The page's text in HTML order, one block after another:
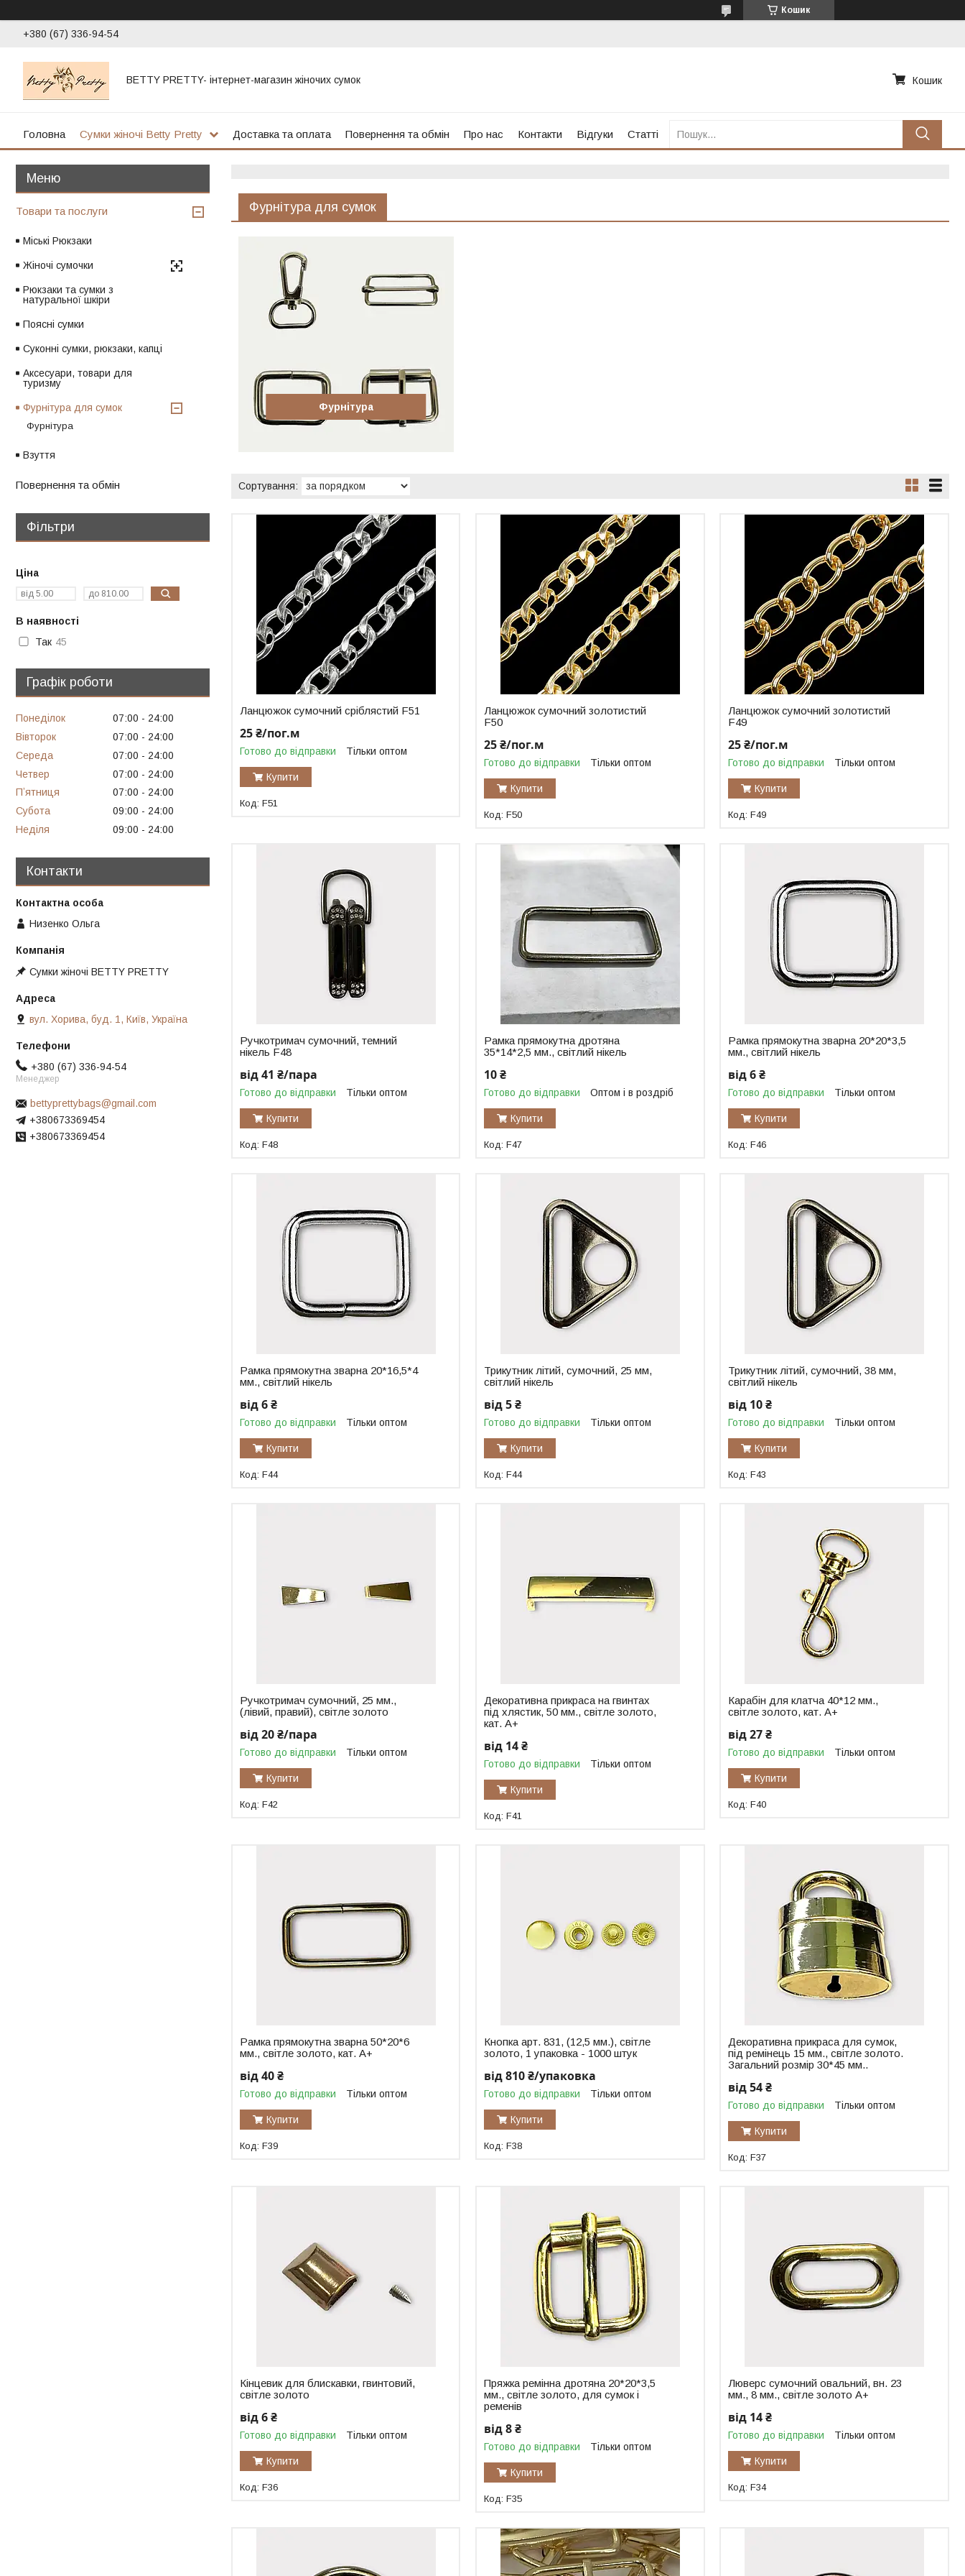
Кошик
+380 (67) 336-94-54
BETTY PRETTY- інтернет-магазин жіночих сумок Кошик
Головна Сумки жіночі Betty Pretty Доставка та оплата Повернення та обмін Про нас Контакти Відгуки Статті
Фурнітура для сумок
Фурнітура
Ланцюжок сумочний сріблястий F51
25 ₴/пог.м
Готово до відправки Тільки оптом
Купити
F51
Ланцюжок сумочний золотистий
F50
25 ₴/пог.м
Готово до відправки Тільки оптом
Купити
F50
Ланцюжок сумочний золотистий
F49
25 ₴/пог.м
Готово до відправки Тільки оптом
Купити
F49
Ручкотримач сумочний, темний
нікель F48
від 41 ₴/пара
Готово до відправки Тільки оптом
Купити
F48
Рамка прямокутна дротяна
35*14*2,5 мм., світлий нікель
10 ₴
Готово до відправки Оптом і в роздріб
Купити
F47
Рамка прямокутна зварна 20*20*3,5
мм., світлий нікель
від 6 ₴
Готово до відправки Тільки оптом
Купити
F46
Рамка прямокутна зварна 20*16,5*4
мм., світлий нікель
від 6 ₴
Готово до відправки Тільки оптом
Купити
F44
Трикутник літий, сумочний, 25 мм,
світлий нікель
від 5 ₴
Готово до відправки Тільки оптом
Купити
F44
Трикутник літий, сумочний, 38 мм,
світлий нікель
від 10 ₴
Готово до відправки Тільки оптом
Купити
F43
Ручкотримач сумочний, 25 мм.,
(лівий, правий), світле золото
від 20 ₴/пара
Готово до відправки Тільки оптом
Купити
F42
Декоративна прикраса на гвинтах
під хлястик, 50 мм., світле золото,
кат. А+
від 14 ₴
Готово до відправки Тільки оптом
Купити
F41
Карабін для клатча 40*12 мм.,
світле золото, кат. А+
від 27 ₴
Готово до відправки Тільки оптом
Купити
F40
Рамка прямокутна зварна 50*20*6
мм., світле золото, кат. А+
від 40 ₴
Готово до відправки Тільки оптом
Купити
F39
Кнопка арт. 831, (12,5 мм.), світле
золото, 1 упаковка - 1000 штук
від 810 ₴/упаковка
Готово до відправки Тільки оптом
Купити
F38
Декоративна прикраса для сумок,
під ремінець 15 мм., світле золото.
Загальний розмір 30*45 мм..
від 54 ₴
Готово до відправки Тільки оптом
Купити
F37
Кінцевик для блискавки, гвинтовий,
світле золото
від 6 ₴
Готово до відправки Тільки оптом
Купити
F36
Пряжка ремінна дротяна 20*20*3,5
мм., світле золото, для сумок і
ременів
від 8 ₴
Готово до відправки Тільки оптом
Купити
F35
Люверс сумочний овальний, вн. 23
мм., 8 мм., світле золото А+
від 14 ₴
Готово до відправки Тільки оптом
Купити
F34
Товари та послуги
Міські Рюкзаки
Жіночі сумочки
Рюкзаки та сумки з
натуральної шкіри
Поясні сумки
Суконні сумки, рюкзаки, капці
Аксесуари, товари для
туризму
Фурнітура для сумок
Фурнітура
Взуття
Повернення та обмін
Фільтри
Ціна
В наявності
Так 45
Графік роботи
Понеділок 07:00
24:00
Вівторок
07:00
24:00
Середа
07:00
24:00
Четвер
07:00
24:00
Пʼятниця
07:00
24:00
Субота
09:00
24:00
Неділя
09:00 24:00
Контакти
Низенко Ольга
Сумки жіночі BETTY PRETTY
вул. Хорива, буд. 1, Київ, Україна
+380 (67) 336-94-54
Менеджер
bettyprettybags@gmail.com
+380673369454
+380673369454